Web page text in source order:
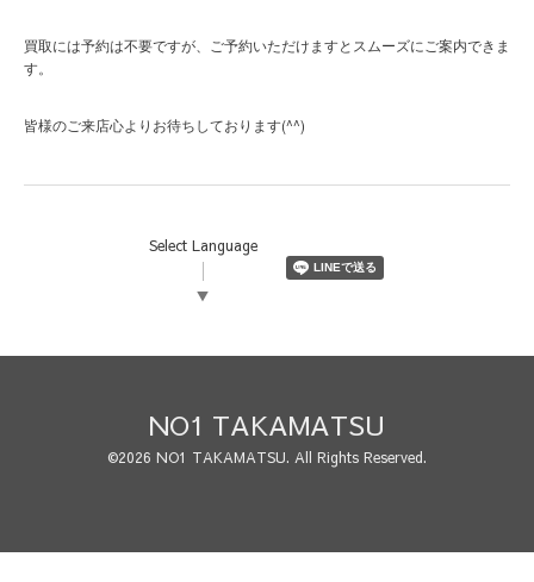
買取には予約は不要ですが、ご予約いただけますとスムーズにご案内できま
す。
皆様のご来店心よりお待ちしております(^^)
Select Language
▼
NO1 TAKAMATSU
©2026 NO1 TAKAMATSU. All Rights Reserved.